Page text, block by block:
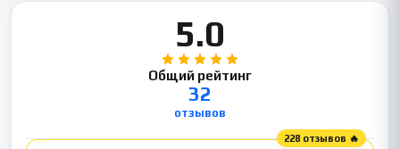
5.0
Общий рейтинг
32
отзывов
228 отзывов 🔥